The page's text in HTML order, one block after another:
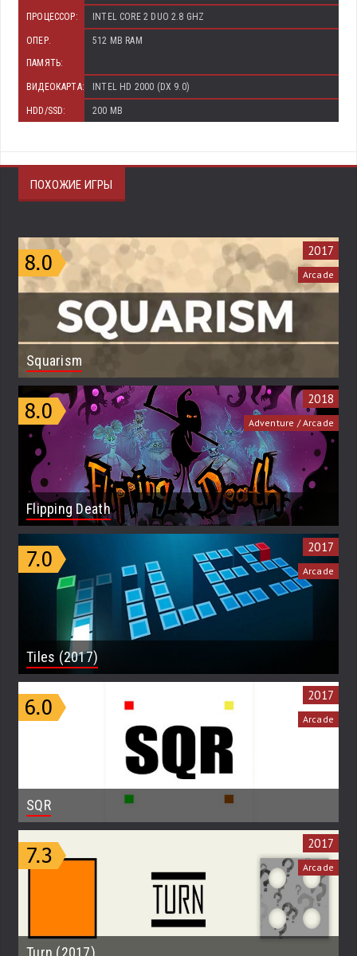
ПРОЦЕССОР: INTEL CORE 2 DUO 2.8 GHZ
ОПЕР.
ПАМЯТЬ:
512 MB RAM
ВИДЕОКАРТА: INTEL HD 2000 (DX 9.0)
HDD/SSD: 200 MB
ПОХОЖИЕ ИГРЫ
Squarism
2017
Arcade
Flipping Death
2018
Adventure / Arcade
Tiles (2017)
2017
Arcade
SQR
2017
Arcade
2017
Arcade